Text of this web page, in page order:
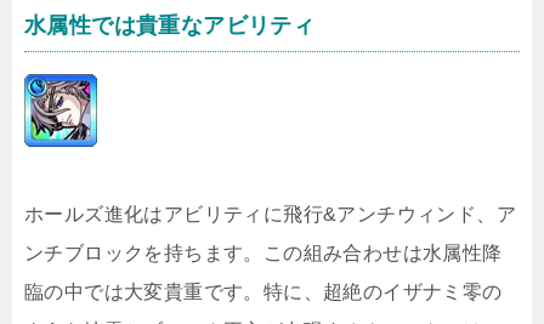
水属性では貴重なアビリティ
ホールズ進化はアビリティに飛行&アンチウィンド、ア
ンチブロックを持ちます。この組み合わせは水属性降
臨の中では大変貴重です。特に、超絶のイザナミ零の